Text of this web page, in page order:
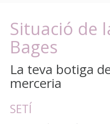
Situació de
Bages
La teva botiga
merceria
SETÍ